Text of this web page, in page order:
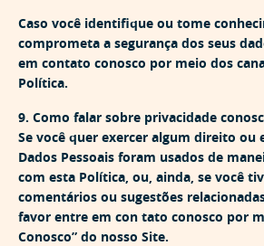
Caso você identifique ou tome
comprometa a segurança dos seus
em contato conosco por meio dos
Política.
9. Como falar sobre privacidade
Se você quer exercer algum direito ou
Dados Pessoais foram usados de
com esta Política, ou, ainda, se você
comentários ou sugestões
favor entre em con tato conosco por
Conosco” do nosso Site.